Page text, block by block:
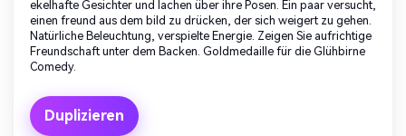
ekelhafte Gesichter und lachen über ihre Posen. Ein paar versucht,
einen freund aus dem bild zu drücken, der sich weigert zu gehen.
Natürliche Beleuchtung, verspielte Energie. Zeigen Sie aufrichtige
Freundschaft unter dem Backen. Goldmedaille für die Glühbirne
Comedy.
Duplizieren